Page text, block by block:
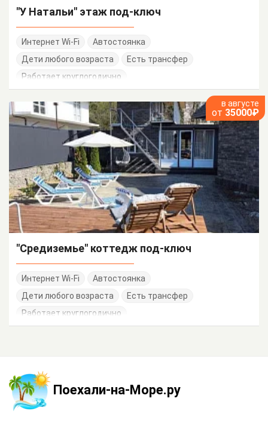
"У Натальи" этаж под-ключ
Интернет Wi-Fi
Автостоянка
Дети любого возраста
Есть трансфер
Работает круглогодично
в августе
от 35000₽
"Средиземье" коттедж под-ключ
Интернет Wi-Fi
Автостоянка
Дети любого возраста
Есть трансфер
Работает круглогодично
Поехали-на-Море.ру